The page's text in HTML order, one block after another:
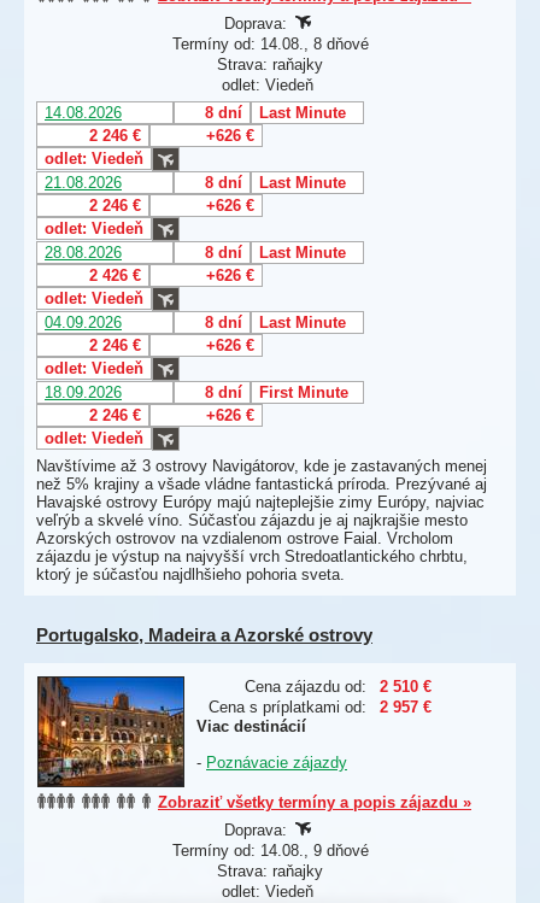
Doprava:
Termíny od: 14.08., 8 dňové
Strava: raňajky
odlet: Viedeň
14.08.2026
8 dní
Last Minute
2 246 €
+626 €
odlet: Viedeň
21.08.2026
8 dní
Last Minute
2 246 €
+626 €
odlet: Viedeň
28.08.2026
8 dní
Last Minute
2 426 €
+626 €
odlet: Viedeň
04.09.2026
8 dní
Last Minute
2 246 €
+626 €
odlet: Viedeň
18.09.2026
8 dní
First Minute
2 246 €
+626 €
odlet: Viedeň
Navštívime až 3 ostrovy Navigátorov, kde je zastavaných menej
než 5% krajiny a všade vládne fantastická príroda. Prezývané aj
Havajské ostrovy Európy majú najteplejšie zimy Európy, najviac
veľrýb a skvelé víno. Súčasťou zájazdu je aj najkrajšie mesto
Azorských ostrovov na vzdialenom ostrove Faial. Vrcholom
zájazdu je výstup na najvyšší vrch Stredoatlantického chrbtu,
ktorý je súčasťou najdlhšieho pohoria sveta.
Portugalsko, Madeira a Azorské ostrovy
Cena zájazdu od:
2 510 €
Cena s príplatkami od:
2 957 €
Viac destinácií
- Poznávacie zájazdy
Zobraziť všetky termíny a popis zájazdu »
Doprava:
Termíny od: 14.08., 9 dňové
Strava: raňajky
odlet: Viedeň